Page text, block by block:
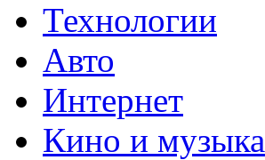
Технологии
Авто
Интернет
Кино и музыка